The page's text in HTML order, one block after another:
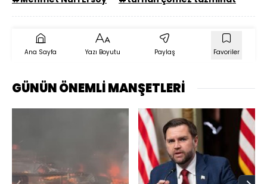
Ana Sayfa Yazı Boyutu Paylaş Favoriler
GÜNÜN ÖNEMLİ MANŞETLERİ